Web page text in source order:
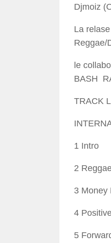
Djmoiz
La
Reggae/
le
BASH
TRACK
1 Intro
2
3 Money
4
5